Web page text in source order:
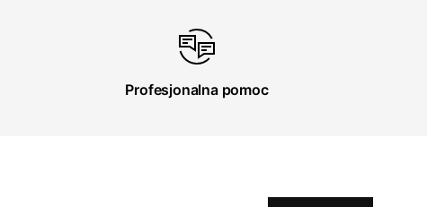
Profesjonalna pomoc